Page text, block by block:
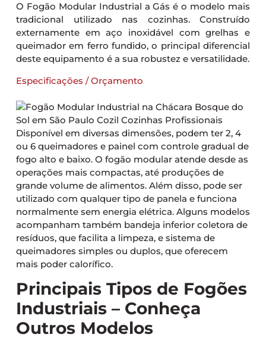
O Fogão Modular Industrial a Gás é o modelo mais
tradicional utilizado nas cozinhas. Construído
externamente em aço inoxidável com grelhas e
queimador em ferro fundido, o principal diferencial
deste equipamento é a sua robustez e versatilidade.
Especificações / Orçamento
Disponível em diversas dimensões, podem ter 2, 4
ou 6 queimadores e painel com controle gradual de
fogo alto e baixo. O fogão modular atende desde as
operações mais compactas, até produções de
grande volume de alimentos. Além disso, pode ser
utilizado com qualquer tipo de panela e funciona
normalmente sem energia elétrica. Alguns modelos
acompanham também bandeja inferior coletora de
resíduos, que facilita a limpeza, e sistema de
queimadores simples ou duplos, que oferecem
mais poder calorífico.
Principais Tipos de Fogões
Industriais – Conheça
Outros Modelos